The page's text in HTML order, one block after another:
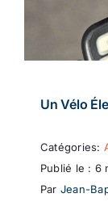
Un Vélo
Catégories:
Publié le : 6
Par Jean-